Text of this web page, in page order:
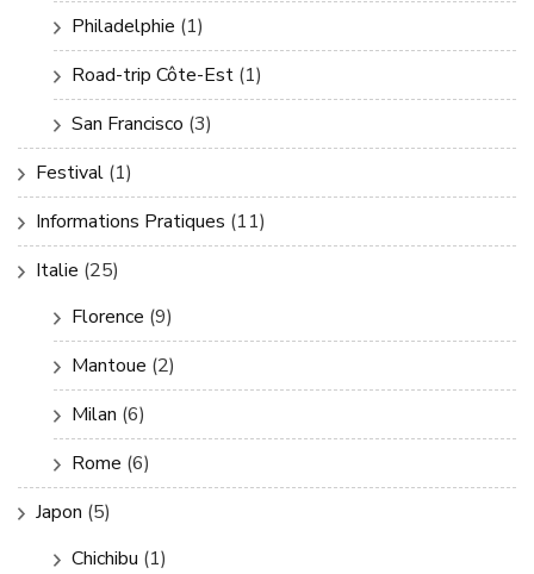
Philadelphie (1)
Road-trip Côte-Est (1)
San Francisco (3)
Festival (1)
Informations Pratiques (11)
Italie (25)
Florence (9)
Mantoue (2)
Milan (6)
Rome (6)
Japon (5)
Chichibu (1)